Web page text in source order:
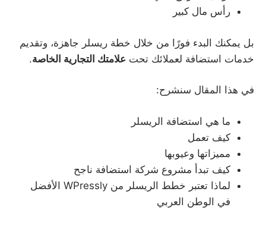
رأس مال كبير
بل يمكنك البدء فورًا من خلال خطة ريسلر جاهزة، وتقديم
خدمات استضافة لعملائك تحت علامتك التجارية الخاصة.
في هذا المقال سنشرح:
ما هي استضافة الريسلر
كيف تعمل
مميزاتها وعيوبها
كيف تبدأ مشروع شركة استضافة ناجح
لماذا تعتبر خطط الريسلر من WPressly الأفضل
في الوطن العربي